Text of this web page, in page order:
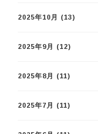
2025年10月 (13)
2025年9月 (12)
2025年8月 (11)
2025年7月 (11)